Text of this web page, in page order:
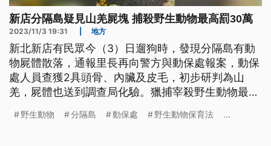
新店分隔島疑見山羌屍塊 捕殺野生動物最高罰30萬
2023/11/3 19:31 地方
新北新店有民眾今（3）日遛狗時，發現分隔島有動
物屍體散落，通報里長再向警方與動保處報案，動保
處人員查獲2具頭骨、內臟及皮毛，初步研判為山
羌，屍體也送到調查局化驗。獵捕宰殺野生動物最重
野生動物 分隔島 動保處 野生動物保育法 ...